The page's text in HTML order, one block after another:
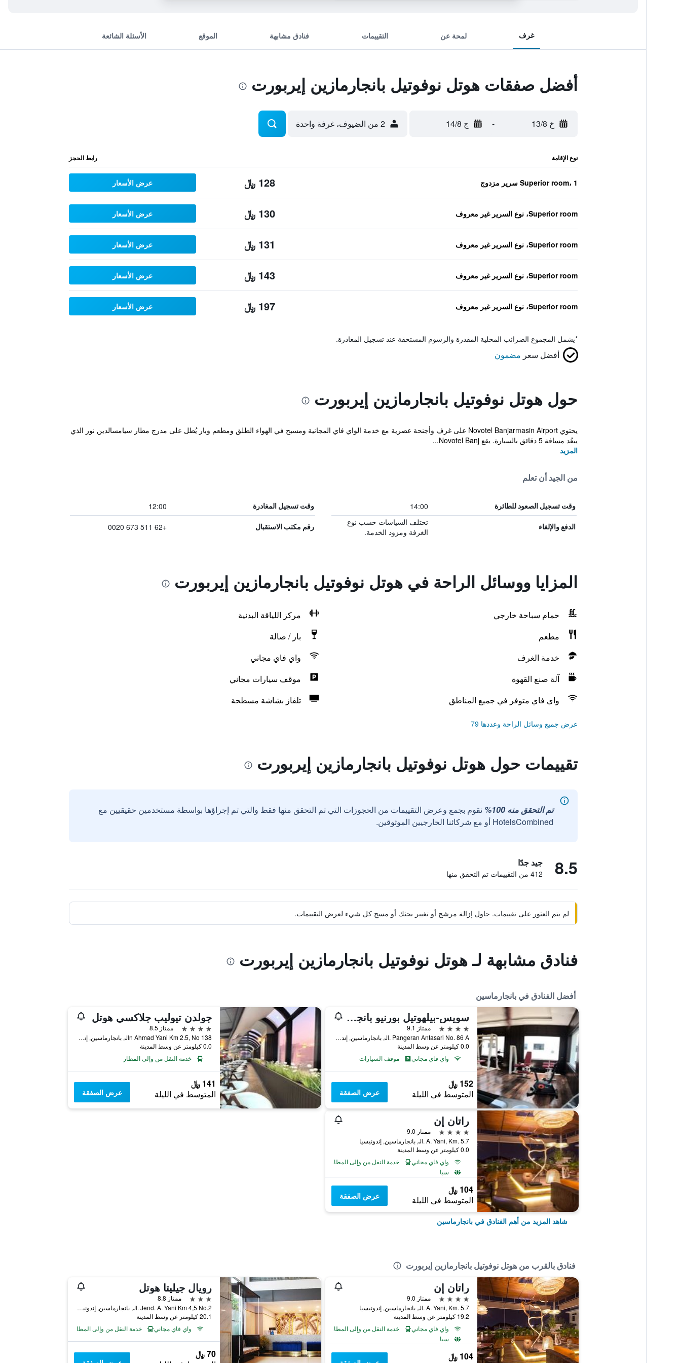
غرف لمحة عن التقييمات فنادق مشابهة الموقع الأسئلة الشائعة
أفضل صفقات هوتل نوفوتيل بانجارمازين إيربورت
خ 13/8 - ج 14/8 2 من الضيوف، غرفة واحدة
نوع الإقامة رابط الحجز
Superior room، 1 سرير مزدوج 128 ﷼ عرض الأسعار
Superior room، نوع السرير غير معروف 130 ﷼ عرض الأسعار
Superior room، نوع السرير غير معروف 131 ﷼ عرض الأسعار
Superior room، نوع السرير غير معروف 143 ﷼ عرض الأسعار
Superior room، نوع السرير غير معروف 197 ﷼ عرض الأسعار
*يشمل المجموع الضرائب المحلية المقدرة والرسوم المستحقة عند تسجيل المغادرة.
أفضل سعر مضمون
حول هوتل نوفوتيل بانجارمازين إيربورت
يحتوي Novotel Banjarmasin Airport على غرف وأجنحة عصرية مع خدمة الواي فاي المجانية ومسبح في الهواء الطلق ومطعم وبار يُطل على مدرج مطار سيامسالدين نور الذي
يبعُد مسافة 5 دقائق بالسيارة. يقع Novotel Banj...
المزيد
من الجيد أن تعلم
وقت تسجيل الصعود للطائرة 14:00 وقت تسجيل المغادرة 12:00
الدفع والإلغاء
تختلف السياسات حسب نوع
الغرفة ومزود الخدمة.
رقم مكتب الاستقبال +62 511 673 0020
المزايا ووسائل الراحة في هوتل نوفوتيل بانجارمازين إيربورت
حمام سباحة خارجي
مركز اللياقة البدنية
مطعم
بار / صالة
خدمة الغرف
واي فاي مجاني
آلة صنع القهوة
موقف سيارات مجاني
واي فاي متوفر في جميع المناطق
تلفاز بشاشة مسطحة
عرض جميع وسائل الراحة وعددها 79
تقييمات حول هوتل نوفوتيل بانجارمازين إيربورت
تم التحقق منه 100%
نقوم بجمع وعرض التقييمات من الحجوزات التي تم التحقق منها فقط والتي تم إجراؤها بواسطة مستخدمين حقيقيين مع
HotelsCombined أو مع شركائنا الخارجيين الموثوقين.
8.5 جيد جدًا
412 من التقييمات تم التحقق منها
لم يتم العثور على تقييمات. حاول إزالة مرشح أو تغيير بحثك أو مسح كل شيء لعرض التقييمات.
فنادق مشابهة لـ هوتل نوفوتيل بانجارمازين إيربورت
أفضل الفنادق في بانجارماسين
سويس-بيلهوتيل بورنيو بانجارماسين
4 نجوم
ممتاز 9.1
Jl. Pangeran Antasari No. 86 A, بانجارماسين, إندونيسيا
0.0 كيلومتر عن وسط المدينة
واي فاي مجاني
موقف السيارات
152 ﷼
المتوسط في الليلة عرض الصفقة
جولدن تيوليب جلاكسي هوتل
4 نجوم
ممتاز 8.5
Jln Ahmad Yani Km 2.5, No 138, بانجارماسين, إندونيسيا
0.0 كيلومتر عن وسط المدينة
خدمة النقل من وإلى المطار
141 ﷼
المتوسط في الليلة عرض الصفقة
راتان إن
4 نجوم
ممتاز 9.0
Jl. A. Yani, Km. 5.7, بانجارماسين, إندونيسيا
0.0 كيلومتر عن وسط المدينة
واي فاي مجاني
خدمة النقل من وإلى المطار
سبا
104 ﷼
المتوسط في الليلة عرض الصفقة
شاهد المزيد من أهم الفنادق في بانجارماسين
فنادق بالقرب من هوتل نوفوتيل بانجارمازين إيربورت
راتان إن
4 نجوم
ممتاز 9.0
Jl. A. Yani, Km. 5.7, بانجارماسين, إندونيسيا
19.2 كيلومتر عن وسط المدينة
واي فاي مجاني
خدمة النقل من وإلى المطار
سبا
104 ﷼
رويال جيليتا هوتل
3 نجوم
ممتاز 8.8
Jl. Jend. A. Yani Km 4,5 No.2, بانجارماسين, إندونيسيا
20.1 كيلومتر عن وسط المدينة
واي فاي مجاني
خدمة النقل من وإلى المطار
70 ﷼